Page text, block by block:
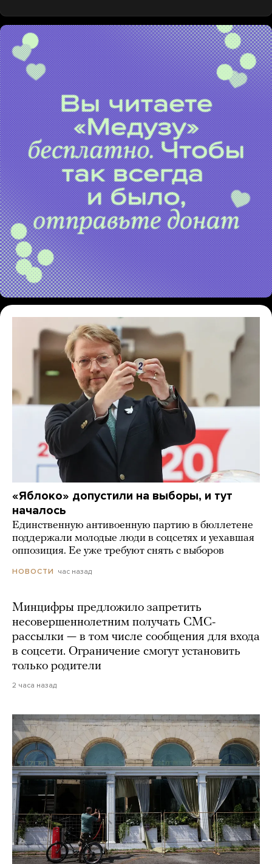
«Яблоко» допустили на выборы, и тут
началось
Единственную антивоенную партию в бюллетене
поддержали молодые люди в соцсетях и уехавшая
оппозиция. Ее уже требуют снять с выборов
НОВОСТИ час назад
Минцифры предложило запретить
несовершеннолетним получать СМС-
рассылки — в том числе сообщения для входа
в соцсети. Ограничение смогут установить
только родители
2 часа назад